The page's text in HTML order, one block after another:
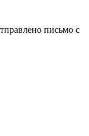
письмо с